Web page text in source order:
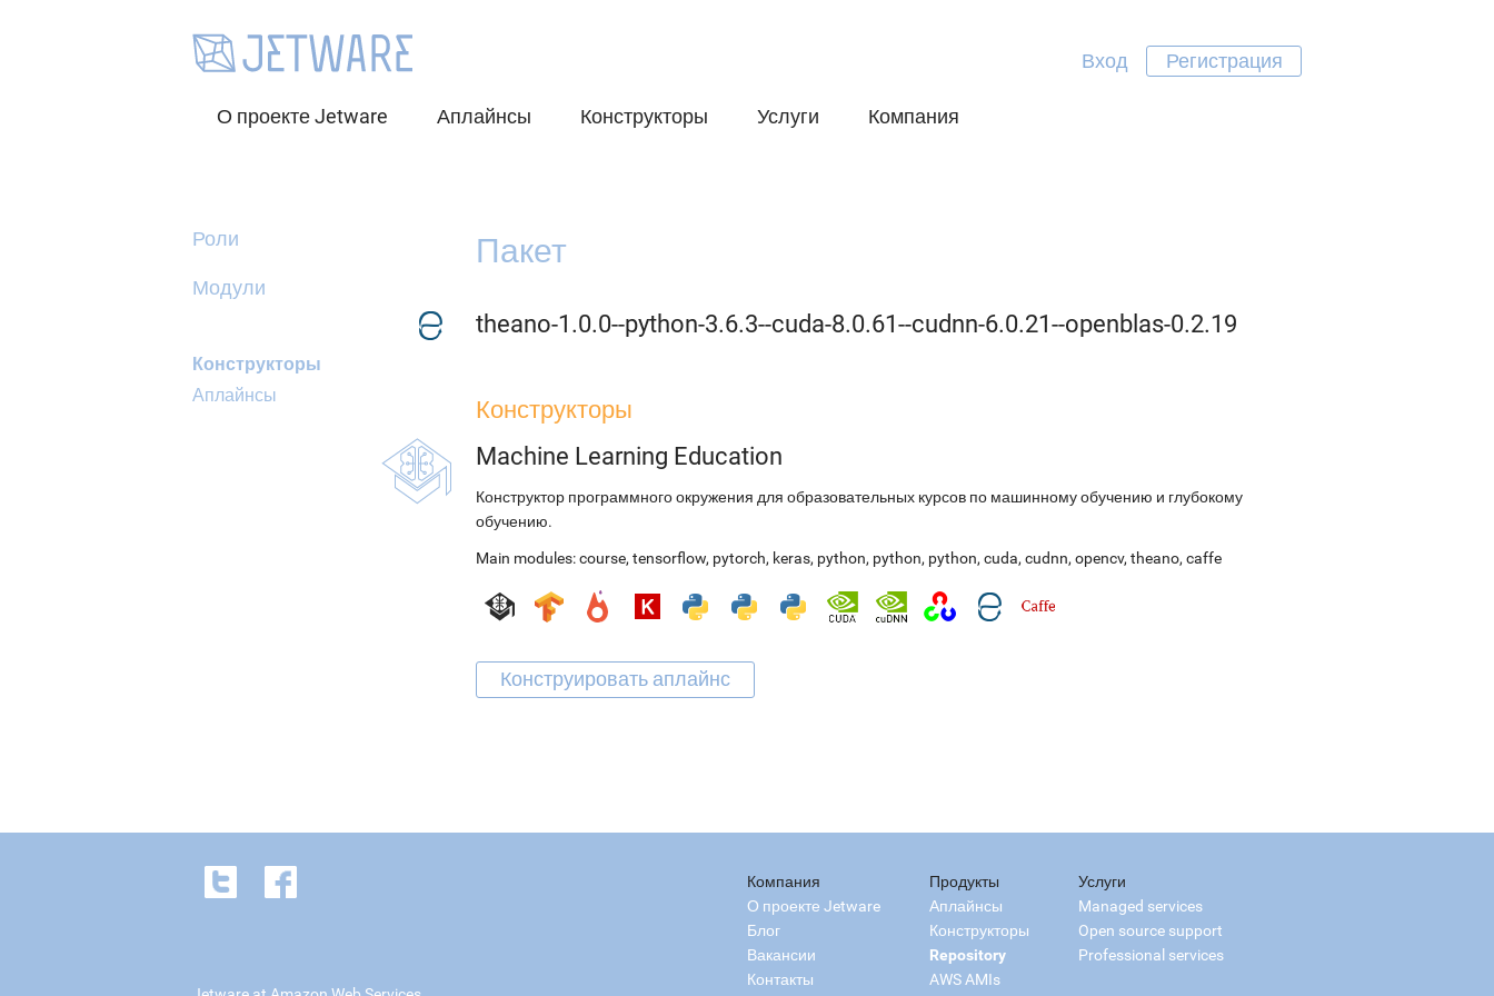
Вход Регистрация
О проекте Jetware Аплайнсы Конструкторы Услуги Компания
Роли
Модули
Конструкторы
Аплайнсы
Пакет
theano-1.0.0--python-3.6.3--cuda-8.0.61--cudnn-6.0.21--openblas-0.2.19
Конструкторы
Machine Learning Education
Конструктор программного окружения для образовательных курсов по машинному обучению и глубокому
обучению.
Main modules:course, tensorflow, pytorch, keras, python, python, python, cuda, cudnn, opencv, theano, caffe
Компания
О проекте Jetware
Блог
Вакансии
Контакты
Продукты
Аплайнсы
Конструкторы
Repository
AWS AMIs
Услуги
Managed services
Open source support
Professional services